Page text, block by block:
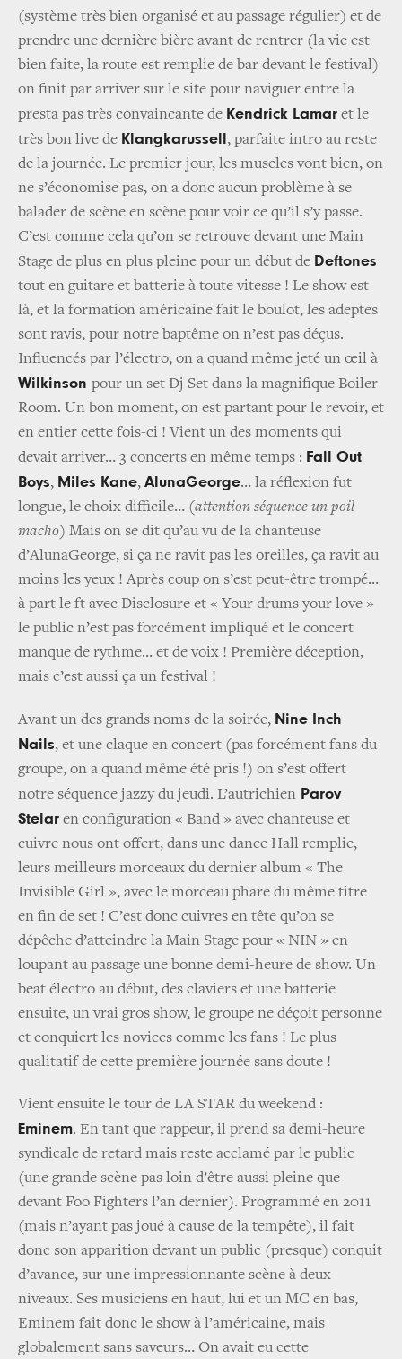
(système très bien organisé et au passage régulier) et de
prendre une dernière bière avant de rentrer (la vie est
bien faite, la route est remplie de bar devant le festival)
on finit par arriver sur le site pour naviguer entre la
presta pas très convaincante de Kendrick Lamar et le
très bon live de Klangkarussell , parfaite intro au reste
de la journée. Le premier jour, les muscles vont bien, on
ne s’économise pas, on a donc aucun problème à se
balader de scène en scène pour voir ce qu’il s’y passe.
C’est comme cela qu’on se retrouve devant une Main
Stage de plus en plus pleine pour un début de Deftones
tout en guitare et batterie à toute vitesse ! Le show est
là, et la formation américaine fait le boulot, les adeptes
sont ravis, pour notre baptême on n’est pas déçus.
Influencés par l’électro, on a quand même jeté un œil à
Wilkinson pour un set Dj Set dans la magnifique Boiler
Room. Un bon moment, on est partant pour le revoir, et
en entier cette fois-ci ! Vient un des moments qui
devait arriver… 3 concerts en même temps : Fall Out
Boys, Miles Kane, AlunaGeorge… la réflexion fut
longue, le choix difficile… (attention séquence un poil
macho) Mais on se dit qu’au vu de la chanteuse
d’AlunaGeorge, si ça ne ravit pas les oreilles, ça ravit au
moins les yeux ! Après coup on s’est peut-être trompé…
à part le ft avec Disclosure et « Your drums your love »
le public n’est pas forcément impliqué et le concert
manque de rythme… et de voix ! Première déception,
mais c’est aussi ça un festival !
Avant un des grands noms de la soirée, Nine Inch
Nails, et une claque en concert (pas forcément fans du
groupe, on a quand même été pris !) on s’est offert
notre séquence jazzy du jeudi. L’autrichien Parov
Stelar en configuration « Band » avec chanteuse et
cuivre nous ont offert, dans une dance Hall remplie,
leurs meilleurs morceaux du dernier album « The
Invisible Girl », avec le morceau phare du même titre
en fin de set ! C’est donc cuivres en tête qu’on se
dépêche d’atteindre la Main Stage pour « NIN » en
loupant au passage une bonne demi-heure de show. Un
beat électro au début, des claviers et une batterie
ensuite, un vrai gros show, le groupe ne déçoit personne
et conquiert les novices comme les fans ! Le plus
qualitatif de cette première journée sans doute !
Vient ensuite le tour de LA STAR du weekend :
Eminem. En tant que rappeur, il prend sa demi-heure
syndicale de retard mais reste acclamé par le public
(une grande scène pas loin d’être aussi pleine que
devant Foo Fighters l’an dernier). Programmé en 2011
(mais n’ayant pas joué à cause de la tempête), il fait
donc son apparition devant un public (presque) conquit
d’avance, sur une impressionnante scène à deux
niveaux. Ses musiciens en haut, lui et un MC en bas,
Eminem fait donc le show à l’américaine, mais
globalement sans saveurs… On avait eu cette